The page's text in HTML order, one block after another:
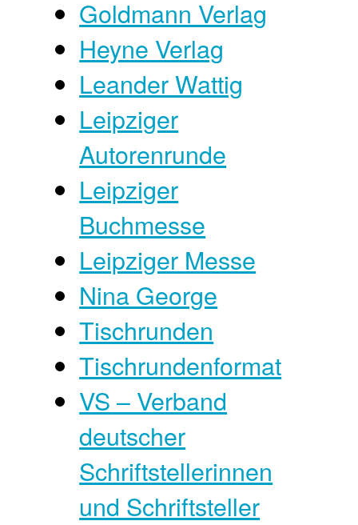
Goldmann Verlag
Heyne Verlag
Leander Wattig
Leipziger
Autorenrunde
Leipziger
Buchmesse
Leipziger Messe
Nina George
Tischrunden
Tischrundenformat
VS – Verband
deutscher
Schriftstellerinnen
und Schriftsteller